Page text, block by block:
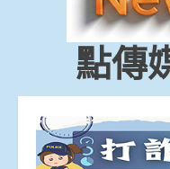
點傳